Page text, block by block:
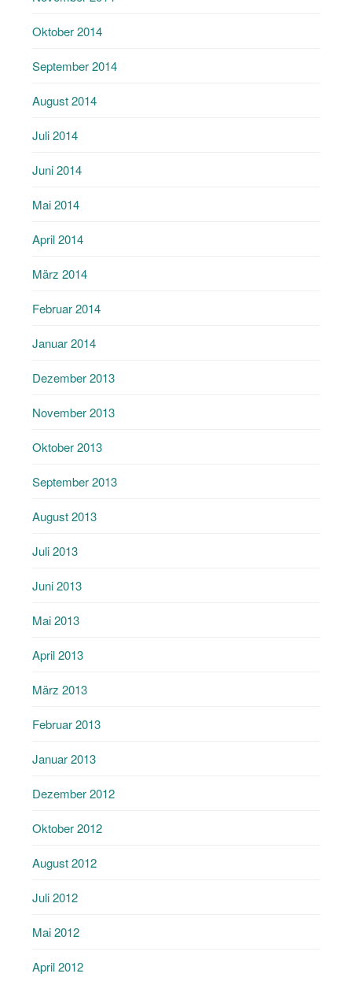
Oktober 2014
September 2014
August 2014
Juli 2014
Juni 2014
Mai 2014
April 2014
März 2014
Februar 2014
Januar 2014
Dezember 2013
November 2013
Oktober 2013
September 2013
August 2013
Juli 2013
Juni 2013
Mai 2013
April 2013
März 2013
Februar 2013
Januar 2013
Dezember 2012
Oktober 2012
August 2012
Juli 2012
Mai 2012
April 2012